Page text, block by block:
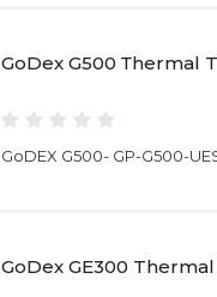
GoDex G500 Тhermal
GoDEX G500- GP-G500-
GoDex GE300